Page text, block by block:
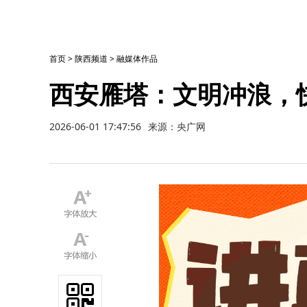
首页>陕西频道 >融媒体作品
西安雁塔：文明冲浪，
2026-06-01 17:47:56 来源：央广网